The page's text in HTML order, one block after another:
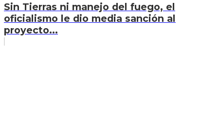
Sin Tierras ni manejo del fuego, el
oficialismo le dio media sanción al
proyecto...